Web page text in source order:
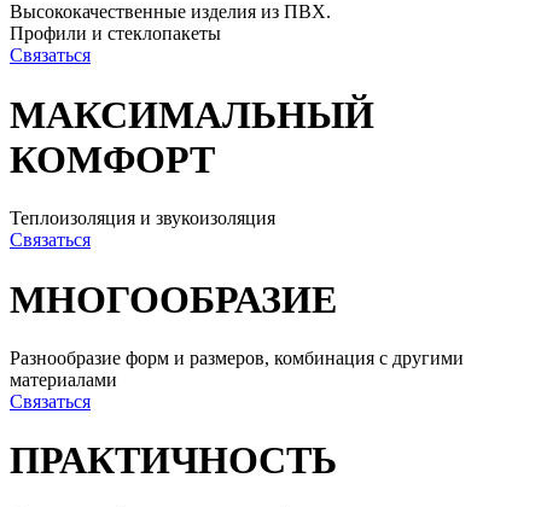
Высококачественные изделия из ПВХ.
Профили и стеклопакеты
Связаться
МАКСИМАЛЬНЫЙ
КОМФОРТ
Теплоизоляция и звукоизоляция
Связаться
МНОГООБРАЗИЕ
Разнообразие форм и размеров, комбинация с другими
материалами
Связаться
ПРАКТИЧНОСТЬ